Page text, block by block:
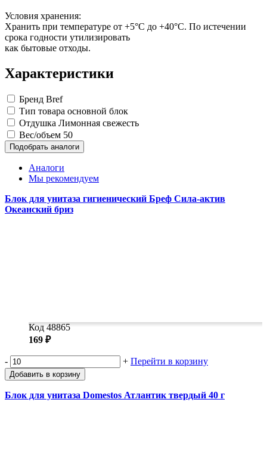
Условия хранения:
Хранить при температуре от +5°С до +40°С. По истечении
срока годности утилизировать
как бытовые отходы.
Характеристики
Бренд Bref
Тип товара основной блок
Отдушка Лимонная свежесть
Вес/объем 50
Подобрать аналоги
Аналоги
Мы рекомендуем
Блок для унитаза гигиенический Бреф Сила-актив
Океанский бриз
Код 48865
169 ₽
- + Перейти в корзину
Добавить в корзину
Блок для унитаза Domestos Атлантик твердый 40 г